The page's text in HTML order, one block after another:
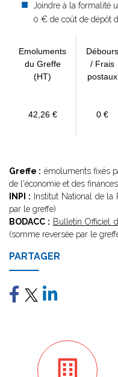
Joindre à la formalité
0 € de coût de dépôt
Emoluments
du Greffe
(HT)
Débours
/ Frais
postaux
42,26 € 0 €
Greffe : émoluments fixés
de l'économie et des
INPI : Institut National de la
par le greffe)
BODACC : Bulletin Officiel
(somme reversée par le
PARTAGER